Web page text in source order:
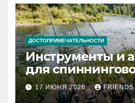
ДОСТОПРИМЕЧАТЕЛЬНОСТИ
Инструменты и
для
рыбалки:
типы
17 ИЮНЯ 2026